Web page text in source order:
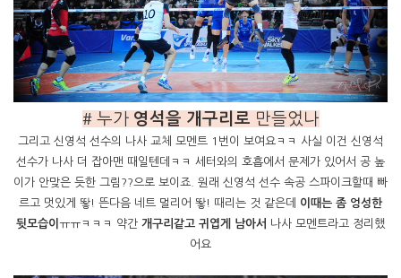
# 누가 영석을 개구리로 만들었나
그리고 신영석 선수의 나사 교체 모멘트 1번이 보여요ㅋㅋ 사실 이건 신영석
선수가 나사 더 잡아맨 때일텐데ㅋㅋ 세터와의 호흡에서 문제가 있어서 공 높
이가 안맞은 듯한 그림??으로 보이죠. 원래 신영석 선수 속공 스파이크할때 빠
르고 멋있게 뙇! 뜬다음 네트 멀리어 뙇! 때리는 것 같은데
이때는 좀 엉성한
뒷모습이 ㅠㅠㅋㅋㅋ 약간 개구리같고 귀엽게 남아서 나사 모멘트라고 정리했
어요